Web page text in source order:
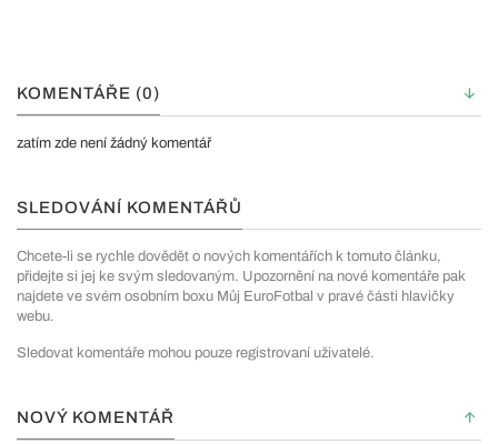
KOMENTÁŘE (0)
zatím zde není žádný komentář
SLEDOVÁNÍ KOMENTÁŘŮ
Chcete-li se rychle dovědět o nových komentářích k tomuto článku,
přidejte si jej ke svým sledovaným. Upozornění na nové komentáře pak
najdete ve svém osobním boxu Můj EuroFotbal v pravé části hlavičky
webu.
Sledovat komentáře mohou pouze registrovaní uživatelé.
NOVÝ KOMENTÁŘ